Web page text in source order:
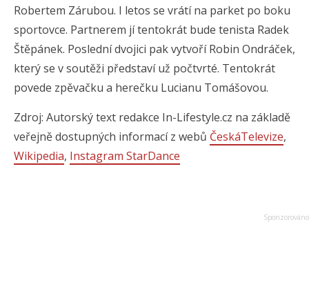
Robertem Zárubou. I letos se vrátí na parket po boku
sportovce. Partnerem jí tentokrát bude tenista Radek
Štěpánek. Poslední dvojici pak vytvoří Robin Ondráček,
který se v soutěži představí už počtvrté. Tentokrát
povede zpěvačku a herečku Lucianu Tomášovou.
Zdroj: Autorský text redakce In-Lifestyle.cz na základě
veřejně dostupných informací z webů ČeskáTelevize,
Wikipedia, Instagram StarDance